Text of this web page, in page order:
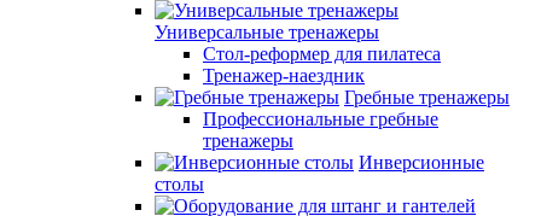
Универсальные тренажеры
Стол-реформер для пилатеса
Тренажер-наездник
Гребные тренажеры
Профессиональные гребные
тренажеры
Инверсионные
столы